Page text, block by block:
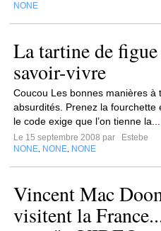
NONE
La tartine de
savoir-vivre
Coucou Les bonnes manières à
absurdités. Prenez la fourchette
le code exige que l’on tienne la...
Le 15 septembre 2008 par
Estebe
NONE NONE NONE
Vincent Mac
visitent la